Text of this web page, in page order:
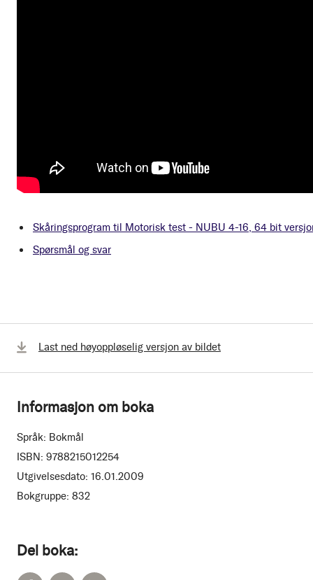
Skåringsprogram til Motorisk test - NUBU 4-16, 64 bit
Spørsmål og svar
Del boka:
Last ned høyoppløselig versjon av bildet
Informasjon om boka
Språk: Bokmål
ISBN: 9788215012254
Utgivelsesdato: 16.01.2009
Bokgruppe: 832